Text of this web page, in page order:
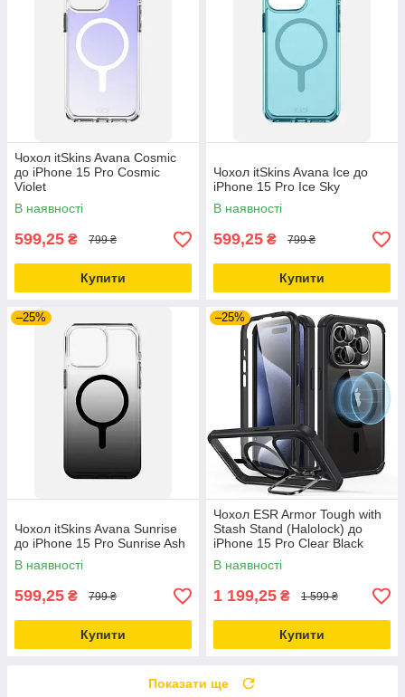
Чохол itSkins Avana Cosmic
до iPhone 15 Pro Cosmic
Violet
В наявності
599,25 ₴ 799 ₴
Купити
Чохол itSkins Avana Ice до
iPhone 15 Pro Ice Sky
В наявності
599,25 ₴ 799 ₴
Купити
–25%
Чохол itSkins Avana Sunrise
до iPhone 15 Pro Sunrise Ash
В наявності
599,25 ₴ 799 ₴
Купити
–25%
Чохол ESR Armor Tough with
Stash Stand (Halolock) до
iPhone 15 Pro Clear Black
(1A6780102)
В наявності
1 199,25 ₴ 1 599 ₴
Купити
Показати ще